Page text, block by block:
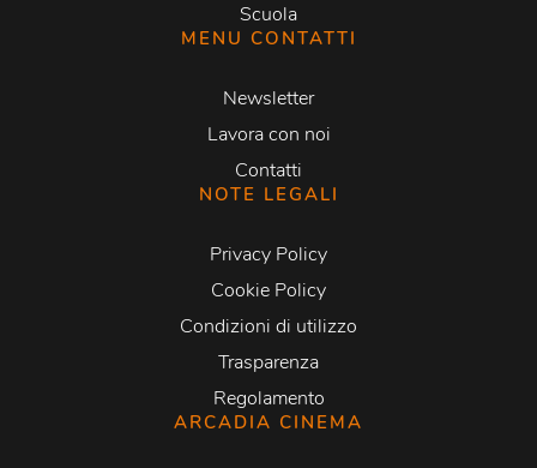
Scuola
MENU CONTATTI
Newsletter
Lavora con noi
Contatti
NOTE LEGALI
Privacy Policy
Cookie Policy
Condizioni di utilizzo
Trasparenza
Regolamento
ARCADIA CINEMA